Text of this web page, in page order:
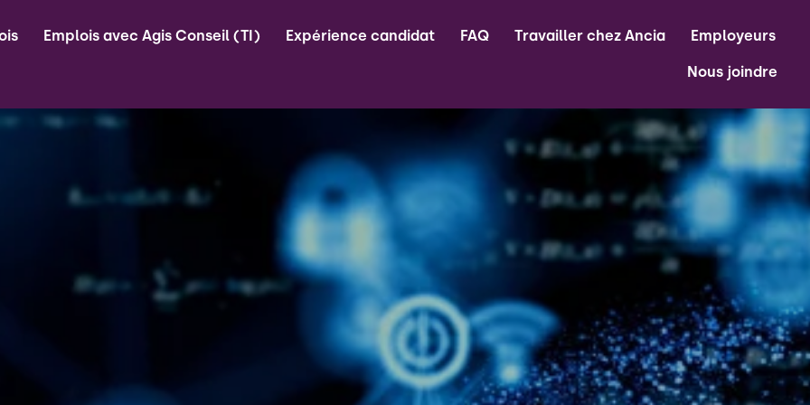
Emplois avec Agis Conseil (TI) Expérience candidat FAQ Travailler chez Ancia Employeurs
Nous joindre